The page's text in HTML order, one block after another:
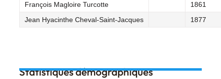
François Magloire Turcotte
1861
Jean Hyacinthe Cheval-Saint-Jacques
1877
Statistiques démographiques